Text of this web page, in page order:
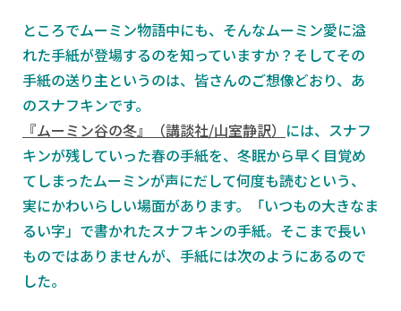
ところでムーミン物語中にも、そんなムーミン愛に溢
れた手紙が登場するのを知っていますか？そしてその
手紙の送り主というのは、皆さんのご想像どおり、あ
のスナフキンです。
『ムーミン谷の冬』（講談社/山室静訳） には、スナフ
キンが残していった春の手紙を、冬眠から早く目覚め
てしまったムーミンが声にだして何度も読むという、
実にかわいらしい場面があります。「いつもの大きなま
るい字」で書かれたスナフキンの手紙。そこまで長い
ものではありませんが、手紙には次のようにあるので
した。